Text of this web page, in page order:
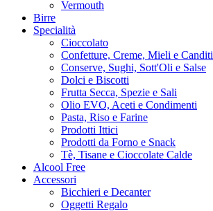
Vermouth
Birre
Specialità
Cioccolato
Confetture, Creme, Mieli e Canditi
Conserve, Sughi, Sott'Oli e Salse
Dolci e Biscotti
Frutta Secca, Spezie e Sali
Olio EVO, Aceti e Condimenti
Pasta, Riso e Farine
Prodotti Ittici
Prodotti da Forno e Snack
Tè, Tisane e Cioccolate Calde
Alcool Free
Accessori
Bicchieri e Decanter
Oggetti Regalo